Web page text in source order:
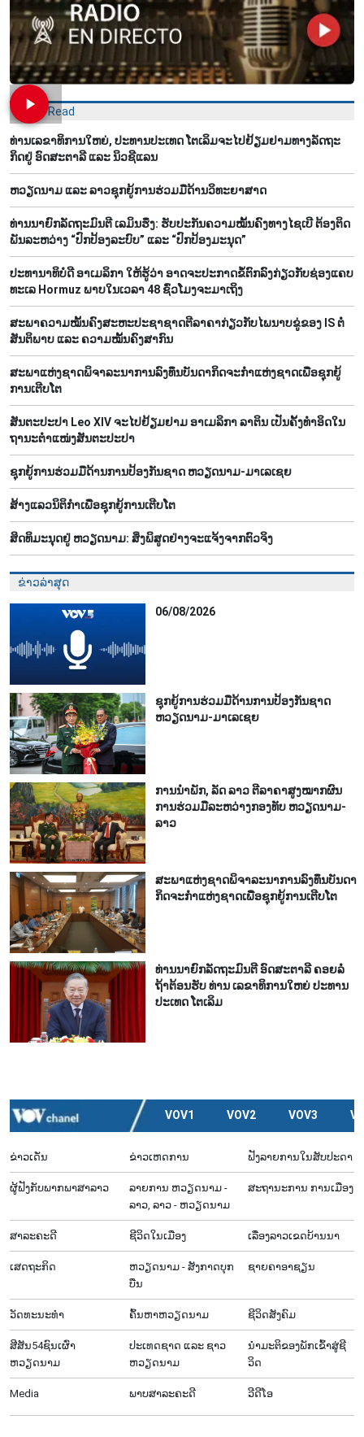
Most Read
ທ່ານ​ເລ​ຂາ​ທິ​ການ​ໃຫຍ່, ປ​ະ​ທານ​ປະ​ເທດ ໂຕ​ເລິມ​ຈະ​ໄປ​ຢ້ຽມ​ຢາມ​ທາງ​ລັດ​ຖະ​
ກິດ​ຢູ່ ອົດ​ສະ​ຕາ​ລີ ແລະ ນິວ​ຊີ​ແລນ
ຫວຽດ​ນາມ ແລະ ລາວ​ຊຸກ​ຍູ້​ການ​ຮ່ວມ​ມື​ດ້ານວ​ິ​ທະ​ຍາ​ສາດ
ທ່ານນາຍົກລັດຖະມົນຕີ ເລມິນຮຶງ: ຮັບປະກັນຄວາມໝັ້ນຄົງທາງໄຊເບີ ຕ້ອງຕິດ
ພັນລະຫວ່າງ “ປົກປ້ອງລະບົບ” ແລະ “ປົກປ້ອງມະນຸດ”
ປະທານາທິບໍດີ ອາເມລິກາ ໃຫ້ຮູ້ວ່າ ອາດຈະປະກາດຂໍ້ຕົກລົງກ່ຽວກັບຊ່ອງແຄບ
ທະເລ Hormuz ພາບໃນເວລາ 48 ຊົ່ວໂມງຈະມາເຖິງ
ສະພາຄວາມໝັ້ນຄົງສະຫະປະຊາຊາດຕີລາຄາກ່ຽວກັບໄພນາບຂູ່ຂອງ IS ຕໍ່
ສັນຕິພາບ ແລະ ຄວາມໝັ້ນຄົງສາກົນ
ສະ​ພາ​ແຫ່ງ​ຊາດ​ພິ​ຈາ​ລະ​ນາ​​ການລົງ​ທຶນ​ບັນ​ດາ​ກິດ​ຈະ​ກຳ​ແຫ່ງ​ຊາດ​ເພື່ອ​ຊຸກ​ຍູ້​
ການ​ເຕີບ​ໂຕ
ສັນຕະປະປາ Leo XIV ຈະໄປຢ້ຽມຢາມ ອາເມລິກາ ລາຕິນ ເປັນຄັ້ງທຳອິດໃນ
ຖານະຕຳແໜ່ງສັນຕະປະປາ
ຊຸກ​ຍູ້​ການ​ຮ່ວມ​ມື​ດ້ານ​ການ​ປ້ອງ​ກັນ​ຊາດ ຫວຽດ​ນາມ-ມາ​ເລ​ເຊຍ
ສ້າງ​ແລວ​ນິ​ຕິ​ກຳ​ເພື່ອ​ຊຸກ​ຍູ້​ການ​ເຕີບ​ໂຕ
ສິດ​ທິ​ມະ​ນຸດ​ຢູ່ ຫວຽດ​ນາມ: ສິ່ງ​ພິ​ສູດ​ຢ່າງ​ຈະ​ແຈ້ງ​ຈາກ​ຕົວ​ຈິງ
ຂ່າວລ່າສຸດ
06/08/2026
ຊຸກ​ຍູ້​ການ​ຮ່ວມ​ມື​ດ້ານ​ການ​ປ້ອງ​ກັນ​ຊາດ
ຫວຽດ​ນາມ-ມາ​ເລ​ເຊຍ
ການ​ນຳ​ພັກ, ລັດ ລາວ ຕີ​ລາ​ຄາ​ສູງ​ໝາກ​ຜົນ​
ການ​ຮ່ວມ​ມື​ລະ​ຫວ່າງກອງ​ທັບ ຫວຽດ​ນາມ-
ລາວ
ສະ​ພາ​ແຫ່ງ​ຊາດ​ພິ​ຈາ​ລະ​ນາ​​ການລົງ​ທຶນ​ບັນ​ດາ​
ກິດ​ຈະ​ກຳ​ແຫ່ງ​ຊາດ​ເພື່ອ​ຊຸກ​ຍູ້​ການ​ເຕີບ​ໂຕ
ທ່ານ​ນາ​ຍົກ​ລັດ​ຖະ​ມົນ​ຕີ ອົດ​ສະ​ຕາ​ລີ ​ຄອຍລໍ​
ຖ້າ​ຕ້ອນ​ຮັບ ທ່ານ ເລ​ຂາ​ທິ​ການ​ໃຫຍ່ ປະ​ທານ​
ປະ​ເທດ ໂຕ​ເລິມ
VOV1 VOV2 VOV3
ຂ່າວເດັ່ນ ຂ່າວເຫດການ ຟັງລາຍການໃນສັບປະດາ
ຜູ້​ຟັງ​ກັບ​ພາກ​ພາ​ສາ​ລາວ
ລາຍ​ການ ຫວຽດນາມ -
ລາວ, ລາວ - ຫວຽດນາມ
ສະຖານະການ ການເມືອງ
ສາລະຄະດີ ຊີ​ວິດ​ໃນ​ເມືອງ ເລື່ອງ​ລາວ​ເ​ຂດ​ບ້ານ​ນາ
ເສດຖະກິດ
ຫວຽດ​ນາມ - ສັງ​ກາດ​ບຸກ​
ບືນ
ຊາຍຄາອາຊຽນ
ວັດທະນະທໍາ ຄົ້ນຫາຫວຽດນາມ ຊີ​ວິດ​ສັງ​ຄົມ
ສີສັນ54ຊົນເຜົ່າ
ຫວຽດນາມ
ປະເທດຊາດ ແລະ ຊາວ
ຫວຽດນາມ
ນຳ​ມະ​ຕິ​ຂ​ອງ​ພັກ​ເຂົ້າ​ສູ່​ຊີ​
ວິດ
Media ພາບສາລະຄະດີ ວີດີໂອ